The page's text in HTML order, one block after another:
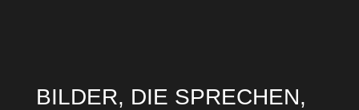
BILDER, DIE SPRECHEN,